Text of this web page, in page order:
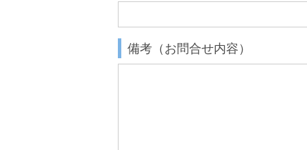
備考（お問合せ内容）